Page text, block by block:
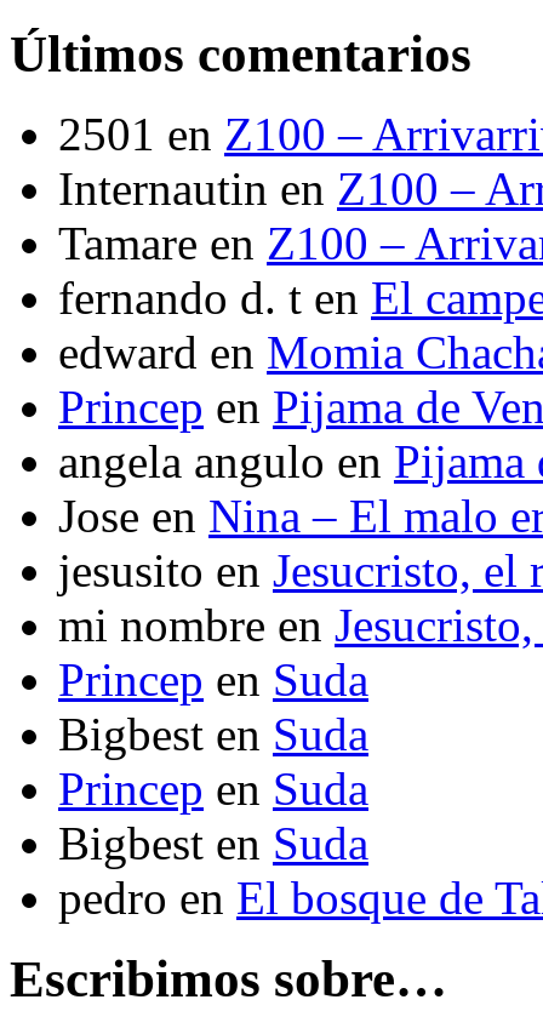
Últimos comentarios
2501 en Z100 –
Internautin en Z100 –
Tamare en Z100 –
fernando d. t en El
edward en Momia
Princep en Pijama de
angela angulo en Pijama
Jose en Nina – El malo
jesusito en Jesucristo, el
mi nombre en
Princep en Suda
Bigbest en Suda
Princep en Suda
Bigbest en Suda
pedro en El bosque de
Escribimos sobre…